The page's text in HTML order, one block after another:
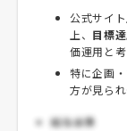
公式サイ
上、 目標
価運用と
特に企画
方が見ら
給与水準